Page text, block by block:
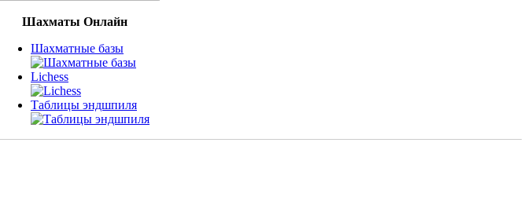
Шахматы Онлайн
Шахматные базы
Lichess
Таблицы эндшпиля